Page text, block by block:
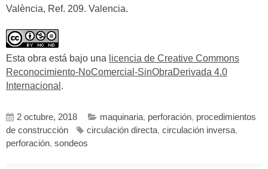
València, Ref. 209. Valencia.
Esta obra está bajo una licencia de Creative Commons
Reconocimiento-NoComercial-SinObraDerivada 4.0
Internacional .
2 octubre, 2018 maquinaria, perforación, procedimientos
de construcción
circulación directa, circulación inversa,
perforación, sondeos